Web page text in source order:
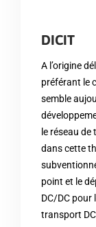
DICIT
A l’origine
préférant le
semble
le réseau
dans cette
point et le
DC/DC pour
transport